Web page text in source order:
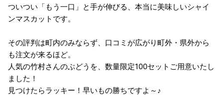
ついつい「もう一口」と手が伸びる、本当に美味しいシャイ
ンマスカットです。
その評判は町内のみならず、口コミが広がり町外・県外から
も注文が来るほど。
人気の竹村さんのぶどうを、数量限定100セットご用意いたし
ました！
見つけたらラッキー！早いもの勝ちですよ～♪